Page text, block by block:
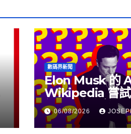
數碼界新聞
Elon Musk 的
Wikipedia 嘗試
個月沒有更新了
06/08/2026